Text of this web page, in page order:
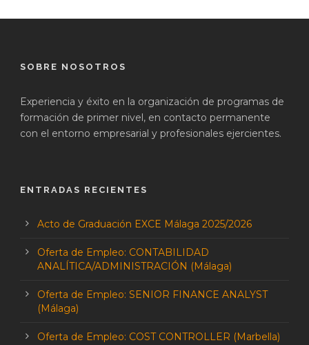
SOBRE NOSOTROS
Experiencia y éxito en la organización de programas de
formación de primer nivel, en contacto permanente
con el entorno empresarial y profesionales ejercientes.
ENTRADAS RECIENTES
Acto de Graduación EXCE Málaga 2025/2026
Oferta de Empleo: CONTABILIDAD
ANALÍTICA/ADMINISTRACIÓN (Málaga)
Oferta de Empleo: SENIOR FINANCE ANALYST
(Málaga)
Oferta de Empleo: COST CONTROLLER (Marbella)